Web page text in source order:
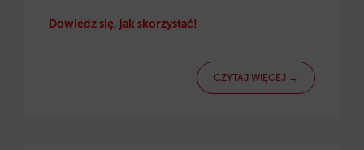
Dowiedz się, jak skorzystać!
CZYTAJ WIĘCEJ →